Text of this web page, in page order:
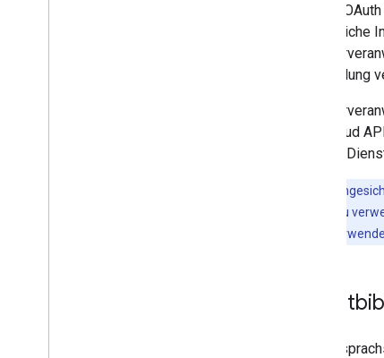
Dieser
vertrauliche
Anwendung
von Cloud
können
Bibliotheken zu
anderen zu
In den